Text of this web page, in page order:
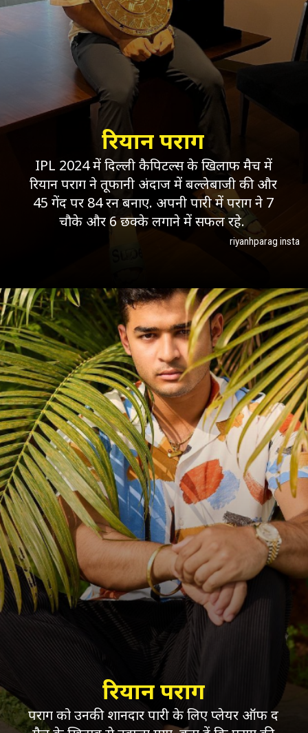
IPL 2024 में दिल्ली कैपिटल्स के खिलाफ मैच में
रियान पराग ने तूफानी अंदाज में बल्लेबाजी की और
45 गेंद पर 84 रन बनाए. अपनी पारी में पराग ने 7
चौके और 6 छक्के लगाने में सफल रहे.
रियान पराग
riyanhparag insta
पराग को उनकी शानदार पारी के लिए प्लेयर ऑफ द
रियान पराग